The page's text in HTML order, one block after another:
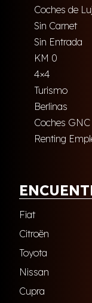
Coches de
Sin Carnet
Sin Entrada
KM 0
4×4
Turismo
Berlinas
Coches GNC
Renting
Fiat
Citroën
Toyota
Nissan
Cupra